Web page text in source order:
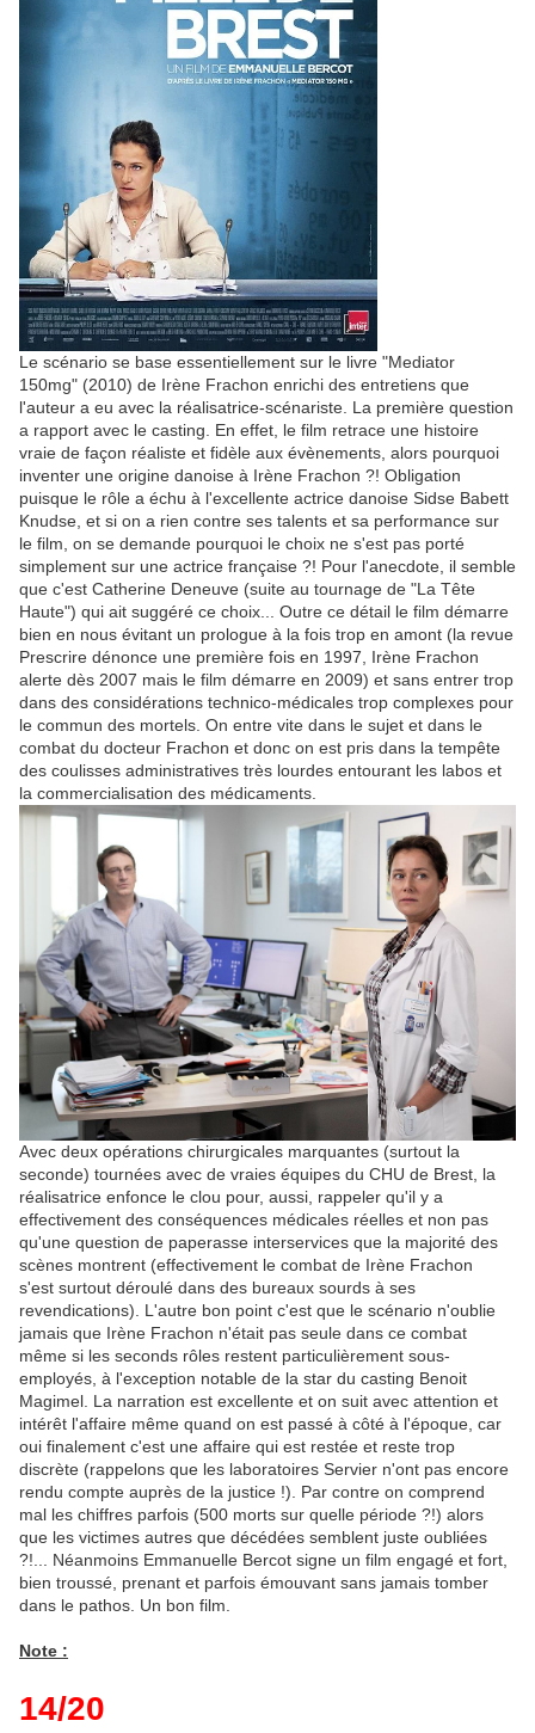
Le scénario se base essentiellement sur le livre "Mediator
150mg" (2010) de Irène Frachon enrichi des entretiens que
l'auteur a eu avec la réalisatrice-scénariste. La première question
a rapport avec le casting. En effet, le film retrace une histoire
vraie de façon réaliste et fidèle aux évènements, alors pourquoi
inventer une origine danoise à Irène Frachon ?! Obligation
puisque le rôle a échu à l'excellente actrice danoise Sidse Babett
Knudse, et si on a rien contre ses talents et sa performance sur
le film, on se demande pourquoi le choix ne s'est pas porté
simplement sur une actrice française ?! Pour l'anecdote, il semble
que c'est Catherine Deneuve (suite au tournage de "La Tête
Haute") qui ait suggéré ce choix... Outre ce détail le film démarre
bien en nous évitant un prologue à la fois trop en amont (la revue
Prescrire dénonce une première fois en 1997, Irène Frachon
alerte dès 2007 mais le film démarre en 2009) et sans entrer trop
dans des considérations technico-médicales trop complexes pour
le commun des mortels. On entre vite dans le sujet et dans le
combat du docteur Frachon et donc on est pris dans la tempête
des coulisses administratives très lourdes entourant les labos et
la commercialisation des médicaments.
Avec deux opérations chirurgicales marquantes (surtout la
seconde) tournées avec de vraies équipes du CHU de Brest, la
réalisatrice enfonce le clou pour, aussi, rappeler qu'il y a
effectivement des conséquences médicales réelles et non pas
qu'une question de paperasse interservices que la majorité des
scènes montrent (effectivement le combat de Irène Frachon
s'est surtout déroulé dans des bureaux sourds à ses
revendications). L'autre bon point c'est que le scénario n'oublie
jamais que Irène Frachon n'était pas seule dans ce combat
même si les seconds rôles restent particulièrement sous-
employés, à l'exception notable de la star du casting Benoit
Magimel. La narration est excellente et on suit avec attention et
intérêt l'affaire même quand on est passé à côté à l'époque, car
oui finalement c'est une affaire qui est restée et reste trop
discrète (rappelons que les laboratoires Servier n'ont pas encore
rendu compte auprès de la justice !). Par contre on comprend
mal les chiffres parfois (500 morts sur quelle période ?!) alors
que les victimes autres que décédées semblent juste oubliées
?!... Néanmoins Emmanuelle Bercot signe un film engagé et fort,
bien troussé, prenant et parfois émouvant sans jamais tomber
dans le pathos. Un bon film.
Note :
14/20